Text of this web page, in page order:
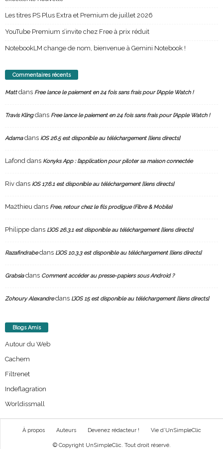
Les titres PS Plus Extra et Premium de juillet 2026
YouTube Premium s’invite chez Free à prix réduit
NotebookLM change de nom, bienvenue à Gemini Notebook !
Commentaires récents
Mattdans Free lance le paiement en 24 fois sans frais pour l’Apple Watch !
Travis Klingdans Free lance le paiement en 24 fois sans frais pour l’Apple Watch !
Adamadans iOS 26.5 est disponible au téléchargement [liens directs]
Lafond dans Konyks App : l’application pour piloter sa maison connectée
Riv dans iOS 17.6.1 est disponible au téléchargement [liens directs]
Ma2thieu dans Free, retour chez le fils prodigue (Fibre & Mobile)
Philippe dans L’iOS 26.3.1 est disponible au téléchargement [liens directs]
Razafindrabedans L’iOS 10.3.3 est disponible au téléchargement [liens directs]
Grabsiadans Comment accéder au presse-papiers sous Android ?
Zohoury Alexandredans L’iOS 15 est disponible au téléchargement [liens directs]
Blogs Amis
Autour du Web
Cachem
Filtrenet
Indeflagration
Worldissmall
À propos Auteurs Devenez rédacteur ! Vie d’UnSimpleClic
© Copyright UnSimpleClic. Tout droit réservé.